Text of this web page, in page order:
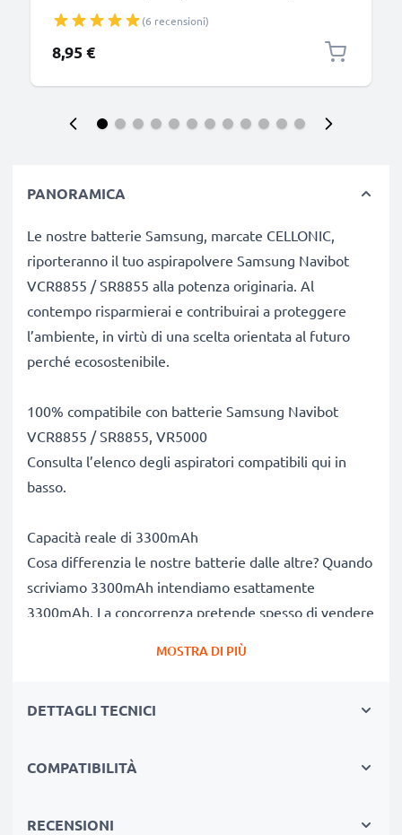
fotocamera Canon, Panasonic Lumix, Sony
connettore tipo C
(6 recensioni)
8,95 €
PANORAMICA
Le nostre batterie Samsung, marcate CELLONIC,
riporteranno il tuo aspirapolvere Samsung Navibot
VCR8855 / SR8855 alla potenza originaria. Al
contempo risparmierai e contribuirai a proteggere
l’ambiente, in virtù di una scelta orientata al futuro
perché ecosostenibile.
100% compatibile con batterie Samsung Navibot
VCR8855 / SR8855, VR5000
Consulta l’elenco degli aspiratori compatibili qui in
basso.
Capacità reale di 3300mAh
Cosa differenzia le nostre batterie dalle altre? Quando
scriviamo 3300mAh intendiamo esattamente
3300mAh. La concorrenza pretende spesso di vendere
dispone di una capacità reale di 3300mAh, proprio
MOSTRA DI PIÙ
DETTAGLI TECNICI
COMPATIBILITÀ
RECENSIONI